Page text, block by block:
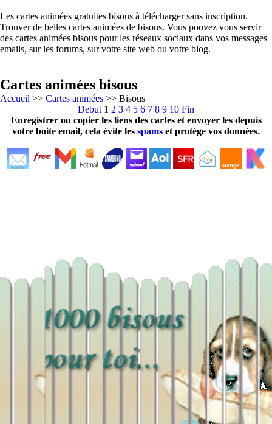
Les cartes animées gratuites bisous à télécharger sans inscription.
Trouver de belles cartes animées de bisous. Vous pouvez vous servir
des cartes animées bisous pour les réseaux sociaux dans vos messages
emails, sur les forums, sur votre site web ou votre blog.
Cartes animées bisous
Accueil >> Cartes animées >> Bisous
Debut 1 2 3 4 5 6 7 8 9 10 Fin
Enregistrer ou copier les liens des cartes et envoyer les depuis
votre boite email, cela évite les spams et protége vos données.